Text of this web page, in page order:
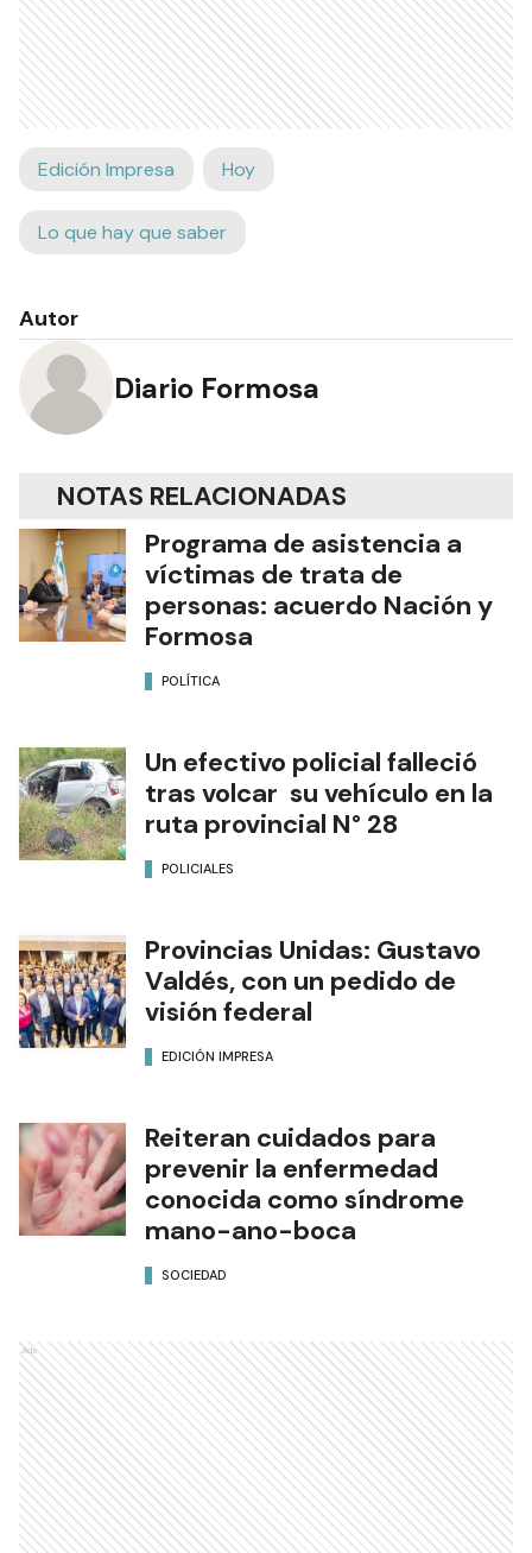
Edición Impresa Hoy
Lo que hay que saber
Autor
Diario Formosa
NOTAS RELACIONADAS
Programa de asistencia a
víctimas de trata de
personas: acuerdo Nación y
Formosa
POLÍTICA
Un efectivo policial falleció
tras volcar su vehículo en la
ruta provincial N° 28
POLICIALES
Provincias Unidas: Gustavo
Valdés, con un pedido de
visión federal
EDICIÓN IMPRESA
Reiteran cuidados para
prevenir la enfermedad
conocida como síndrome
mano-ano-boca
SOCIEDAD
Ads